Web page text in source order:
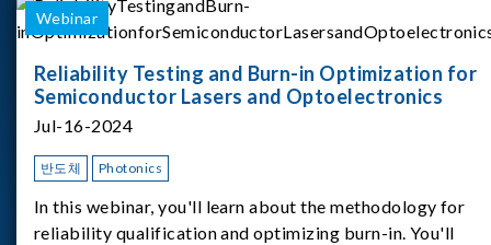
Webinar
Reliability Testing and Burn-in Optimization for
Semiconductor Lasers and Optoelectronics
Jul-16-2024
반도체 Photonics
In this webinar, you'll learn about the methodology for
reliability qualification and optimizing burn-in. You'll